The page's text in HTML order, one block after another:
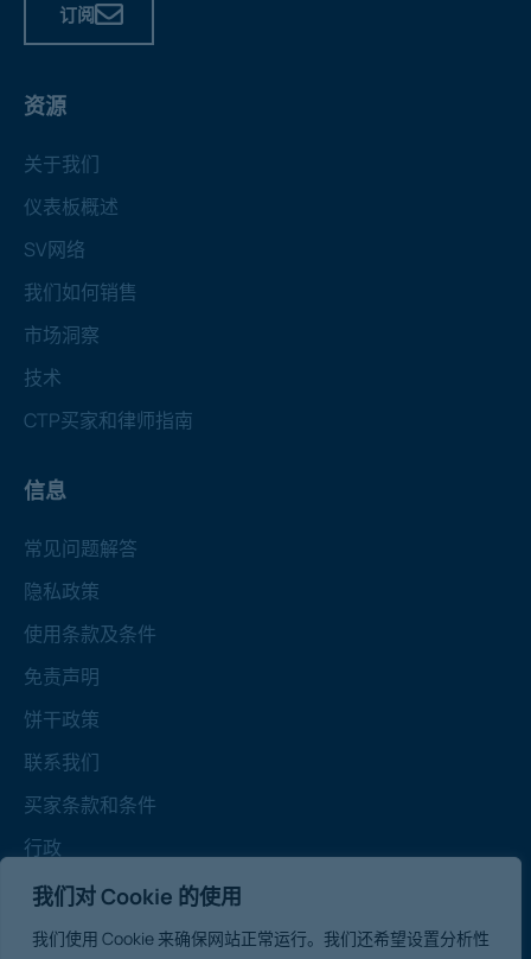
我们对 Cookie 的使用
我们使用 Cookie 来确保网站正常运行。我们还希望设置分析性
资源
关于我们
仪表板概述
SV网络
我们如何销售
市场洞察
技术
CTP买家和律师指南
信息
常见问题解答
隐私政策
使用条款及条件
免责声明
饼干政策
联系我们
买家条款和条件
行政
订阅
注：所有报价均以合同为准，不含增值税